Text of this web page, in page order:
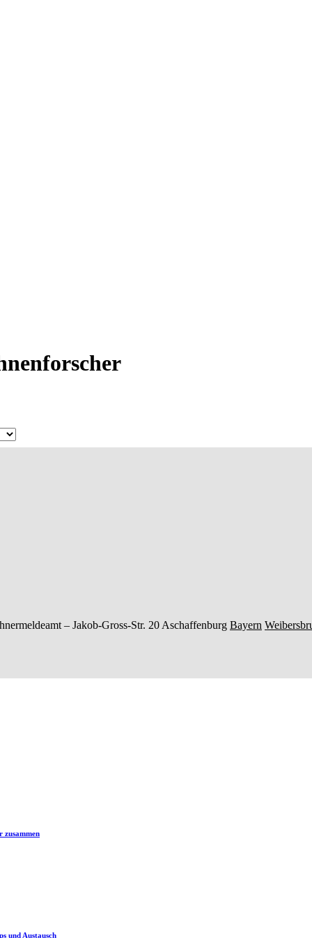
– Jakob-Gross-Str. 20 Aschaffenburg Bayern
zusammen
und Austausch